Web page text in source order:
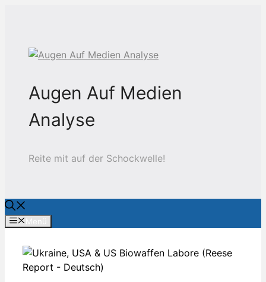
Augen Auf Medien
Analyse
Reite mit auf der Schockwelle!
Menü